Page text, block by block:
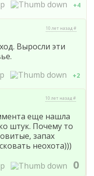
+4
10 лет назад #
Выросли эти
+2
10 лет назад #
еще нашла
штук. Почему то
запах
неохота)))
0